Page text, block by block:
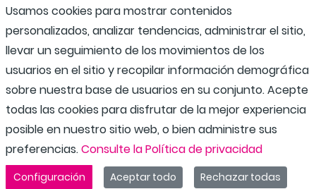
Udaraba
Programas escolares
Usamos cookies para mostrar contenidos
personalizados, analizar tendencias, administrar el sitio,
llevar un seguimiento de los movimientos de los
usuarios en el sitio y recopilar información demográfica
sobre nuestra base de usuarios en su conjunto. Acepte
todas las cookies para disfrutar de la mejor experiencia
posible en nuestro sitio web, o bien administre sus
preferencias.Consulte la Política de privacidad
Configuración Aceptar todo Rechazar todas